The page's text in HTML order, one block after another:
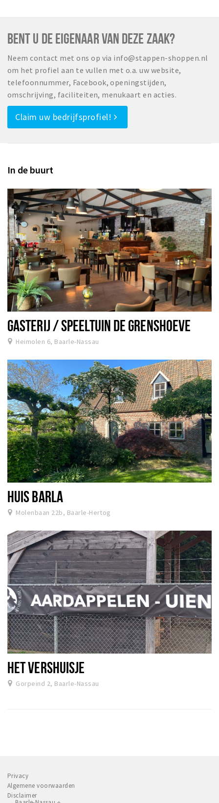
BENT U DE EIGENAAR VAN DEZE ZAAK?
Neem contact met ons op via info@stappen-shoppen.nl
om het profiel aan te vullen met o.a. uw website,
telefoonnummer, Facebook, openingstijden,
omschrijving, faciliteiten, menukaart en acties.
Claim uw bedrijfsprofiel!
In de buurt
GASTERIJ / SPEELTUIN DE GRENSHOEVE
Heimolen 6, Baarle-Nassau
HUIS BARLA
Molenbaan 22b, Baarle-Hertog
HET VERSHUISJE
Gorpeind 2, Baarle-Nassau
Privacy
Algemene voorwaarden
Disclaimer